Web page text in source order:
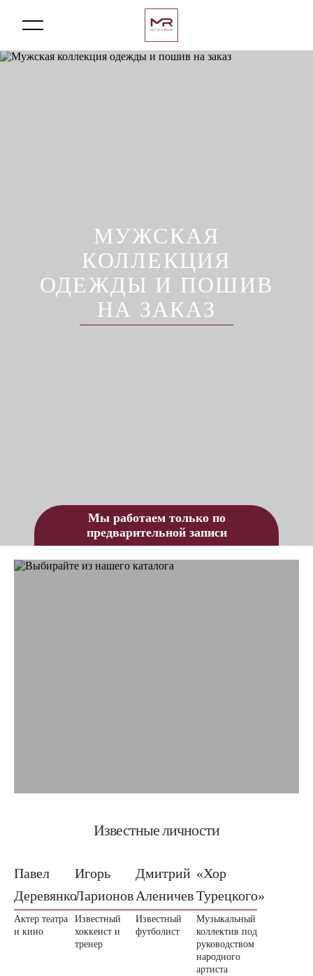
МУЖСКАЯ
КОЛЛЕКЦИЯ
ОДЕЖДЫ И ПОШИВ
НА ЗАКАЗ
Мы работаем только по
предварительной записи
Известные личности
Павел
Деревянко
Актер театра
и кино
Игорь
Ларионов
Известный
хоккеист и
тренер
Дмитрий
Аленичев
Известный
футболист
«Хор
Турецкого»
Музыкальный
коллектив под
руководством
народного
артиста